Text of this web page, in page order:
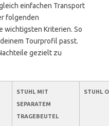
einfachen Transport
folgenden
wichtigsten Kriterien. So
Tourprofil passt.
gezielt zu
STUHL MIT
SEPARATEM
TRAGEBEUTEL
STUHL